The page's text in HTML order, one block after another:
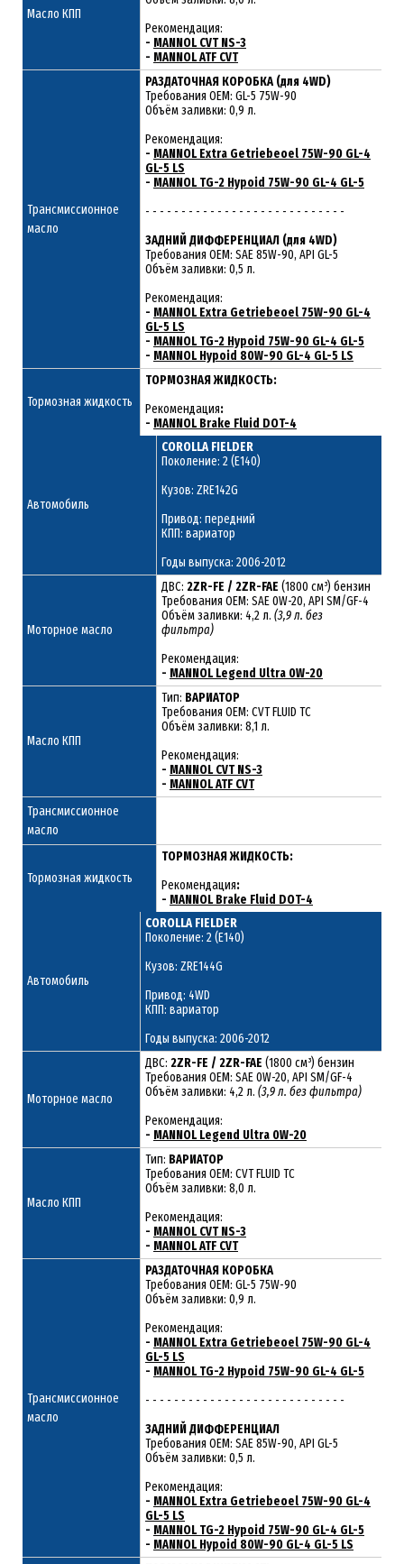
Масло КПП
Рекомендация:
- MANNOL CVT NS-3
- MANNOL ATF CVT
Трансмиссионное
масло
РАЗДАТОЧНАЯ КОРОБКА (для 4WD)
Требования ОЕМ: GL-5 75W-90
Объём заливки: 0,9 л.
Рекомендация:
- MANNOL Extra Getriebeoel 75W-90 GL-4
GL-5 LS
- MANNOL TG-2 Hypoid 75W-90 GL-4 GL-5
- - - - - - - - - - - - - - - - - - - - - - - - - - - -
ЗАДНИЙ ДИФФЕРЕНЦИАЛ (для 4WD)
Требования ОЕМ: SAE 85W-90, API GL-5
Объём заливки: 0,5 л.
Рекомендация:
- MANNOL Extra Getriebeoel 75W-90 GL-4
GL-5 LS
- MANNOL TG-2 Hypoid 75W-90 GL-4 GL-5
- MANNOL Hypoid 80W-90 GL-4 GL-5 LS
Тормозная жидкость
ТОРМОЗНАЯ ЖИДКОСТЬ:
Рекомендация:
- MANNOL Brake Fluid DOT-4
Автомобиль
COROLLA FIELDER
Поколение: 2 (E140)
Кузов: ZRE142G
Привод: передний
КПП: вариатор
Годы выпуска: 2006-2012
Моторное масло
ДВС: 2ZR-FE / 2ZR-FAE (1800 см³) бензин
Требования ОЕМ: SAE 0W-20, API SM/GF-4
Объём заливки: 4,2 л. (3,9 л. без
фильтра)
Рекомендация:
- MANNOL Legend Ultra 0W-20
Масло КПП
Тип: ВАРИАТОР
Требования OEM: CVT FLUID TC
Объём заливки: 8,1 л.
Рекомендация:
- MANNOL CVT NS-3
- MANNOL ATF CVT
Трансмиссионное
масло
Тормозная жидкость
ТОРМОЗНАЯ ЖИДКОСТЬ:
Рекомендация:
- MANNOL Brake Fluid DOT-4
Автомобиль
COROLLA FIELDER
Поколение: 2 (E140)
Кузов: ZRE144G
Привод: 4WD
КПП: вариатор
Годы выпуска: 2006-2012
Моторное масло
ДВС: 2ZR-FE / 2ZR-FAE (1800 см³) бензин
Требования ОЕМ: SAE 0W-20, API SM/GF-4
Объём заливки: 4,2 л. (3,9 л. без фильтра)
Рекомендация:
- MANNOL Legend Ultra 0W-20
Масло КПП
Тип: ВАРИАТОР
Требования OEM: CVT FLUID TC
Объём заливки: 8,0 л.
Рекомендация:
- MANNOL CVT NS-3
- MANNOL ATF CVT
Трансмиссионное
масло
РАЗДАТОЧНАЯ КОРОБКА
Требования ОЕМ: GL-5 75W-90
Объём заливки: 0,9 л.
Рекомендация:
- MANNOL Extra Getriebeoel 75W-90 GL-4
GL-5 LS
- MANNOL TG-2 Hypoid 75W-90 GL-4 GL-5
- - - - - - - - - - - - - - - - - - - - - - - - - - - -
ЗАДНИЙ ДИФФЕРЕНЦИАЛ
Требования ОЕМ: SAE 85W-90, API GL-5
Объём заливки: 0,5 л.
Рекомендация:
- MANNOL Extra Getriebeoel 75W-90 GL-4
GL-5 LS
- MANNOL TG-2 Hypoid 75W-90 GL-4 GL-5
- MANNOL Hypoid 80W-90 GL-4 GL-5 LS